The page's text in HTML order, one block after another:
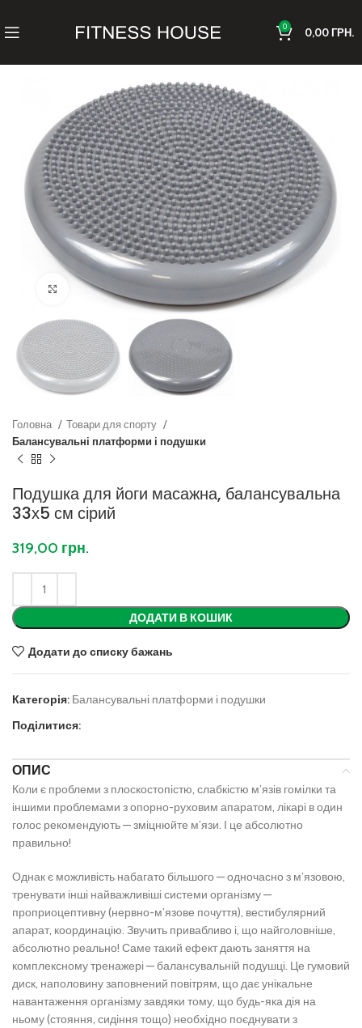
0 0,00ГРН.
Клацніть, щоб збільшити
Головна
Товари для спорту
Балансувальні платформи і подушки
Подушка для йоги масажна, балансувальна
33х5 см сірий
319,00 грн.
ДОДАТИ В КОШИК
Додати до списку бажань
Категорія: Балансувальні платформи і подушки
Поділитися:
ОПИС
Коли є проблеми з плоскостопістю, слабкістю м’язів гомілки та
іншими проблемами з опорно-руховим апаратом, лікарі в один
голос рекомендують — зміцнюйте м’язи. І це абсолютно
правильно!
Однак є можливість набагато більшого — одночасно з м’язовою,
тренувати інші найважливіші системи організму —
проприоцептивну (нервно-м’язове почуття), вестибулярний
апарат, координацію. Звучить привабливо і, що найголовніше,
абсолютно реально! Саме такий ефект дають заняття на
комплексному тренажері — балансувальній подушці. Це гумовий
диск, наполовину заповнений повітрям, що дає унікальне
навантаження організму завдяки тому, що будь-яка дія на
ньому (стояння, сидіння тощо) необхідно поєднувати з